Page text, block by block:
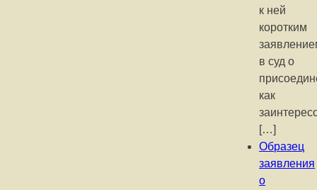
к ней
коротким
в суд о
как
[…]
Образец
заявления
о